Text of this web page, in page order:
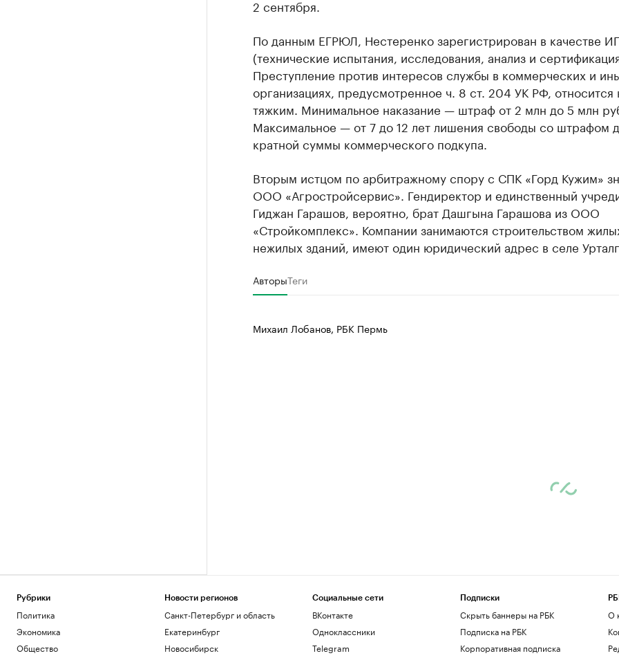
2 сентября.
По данным ЕГРЮЛ, Нестеренко зарегистрирован в качестве
(технические испытания, исследования, анализ и
Преступление против интересов службы в коммерческих и
организациях, предусмотренное ч. 8 ст. 204 УК РФ, относится
тяжким. Минимальное наказание — штраф от 2 млн до 5 млн
Максимальное — от 7 до 12 лет лишения свободы со штрафом
кратной суммы коммерческого подкупа.
Вторым истцом по арбитражному спору с СПК «Горд Кужим»
ООО «Агростройсервис». Гендиректор и единственный
Гиджан Гарашов, вероятно, брат Дашгына Гарашова из ООО
«Стройкомплекс». Компании занимаются строительством
нежилых зданий, имеют один юридический адрес в селе
АвторыТеги
Михаил Лобанов, РБК Пермь
Рубрики
Политика
Экономика
Общество
Новости регионов
Санкт-Петербург и область
Екатеринбург
Новосибирск
Социальные сети
ВКонтакте
Одноклассники
Telegram
Подписки
Скрыть баннеры на РБК
Подписка на РБК
Корпоративная подписка
О